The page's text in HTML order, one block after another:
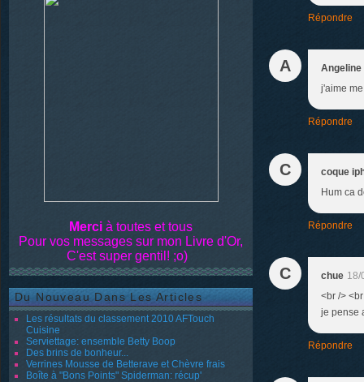
Merci à toutes et tous
Pour vos messages sur mon Livre d'Or,
C'est super gentil! ;o)
Du Nouveau Dans Les Articles
Les résultats du classement 2010 AFTouch
Cuisine
Serviettage: ensemble Betty Boop
Des brins de bonheur...
Verrines Mousse de Betterave et Chèvre frais
Boîte à "Bons Points" Spiderman: récup'
Répondre
A
Angeline
j'aime
Répondre
C
coque
Hum ca
Répondre
C chue 18/
<br />
je pense
Répondre